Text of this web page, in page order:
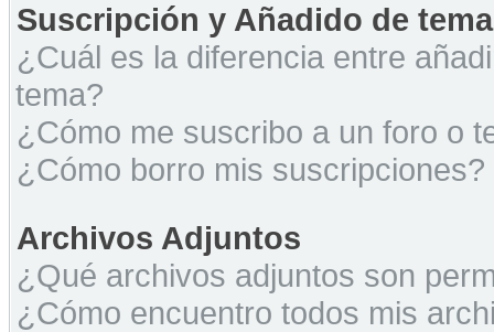
Suscripción y Añadido de
¿Cuál es la diferencia entre
tema?
¿Cómo me suscribo a un foro o
¿Cómo borro mis suscripciones?
Archivos Adjuntos
¿Qué archivos adjuntos son
¿Cómo encuentro todos mis